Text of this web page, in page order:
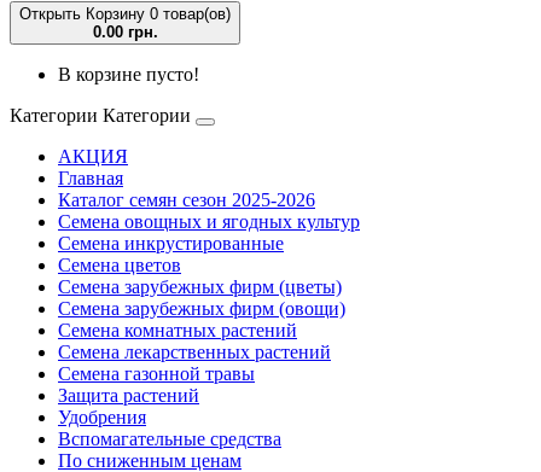
Открыть Корзину 0 товар(ов)
0.00 грн.
В корзине пусто!
Категории Категории
АКЦИЯ
Главная
Каталог семян сезон 2025-2026
Семена овощных и ягодных культур
Семена инкрустированные
Семена цветов
Семена зарубежных фирм (цветы)
Семена зарубежных фирм (овощи)
Семена комнатных растений
Семена лекарственных растений
Семена газонной травы
Защита растений
Удобрения
Вспомагательные средства
По сниженным ценам